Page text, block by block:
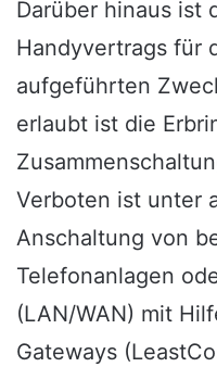
Darüber hinaus ist
Handyvertrags für
aufgeführten
erlaubt ist die
Verboten ist unter
Anschaltung von
Telefonanlagen
(LAN/WAN) mit
Gateways